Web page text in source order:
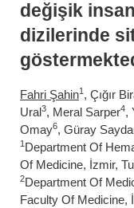
değişik
dizilerinde
Fahri Şahin1 , Çığır
Ural3, Meral Sarper4,
Omay6, Güray
1 Department Of
Of Medicine, İzmir,
2Department Of
Faculty Of Medicine,